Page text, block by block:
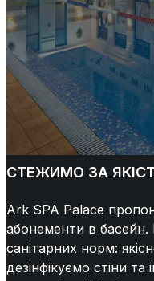
СТЕЖИМО ЗА
Ark SPA Palace
абонементи в
санітарних норм:
дезінфікуємо стіни